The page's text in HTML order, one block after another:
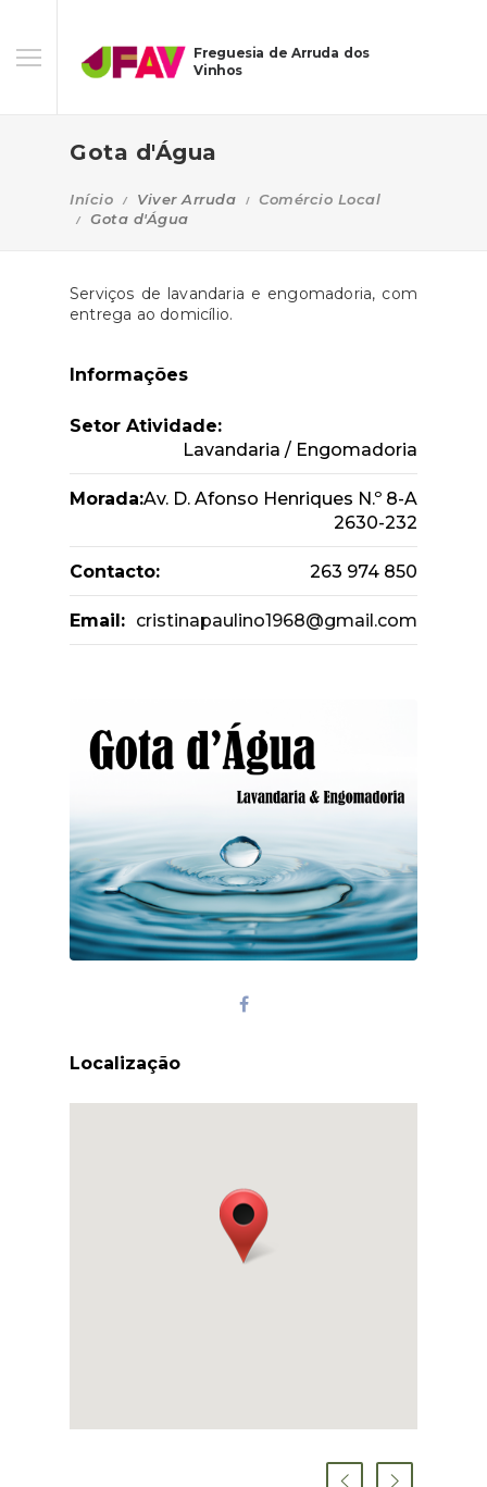
Freguesia de Arruda dos
Vinhos
Gota d'Água
Início Viver Arruda
Comércio Local
Gota d'Água
Serviços de lavandaria e engomadoria, com
entrega ao domicílio.
Informações
Setor Atividade:
Lavandaria / Engomadoria
Morada:Av. D. Afonso Henriques N.º 8-A
2630-232
Contacto: 263 974 850
Email: cristinapaulino1968@gmail.com
Localização